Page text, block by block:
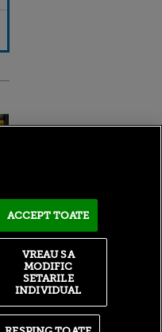
ACCEPT TOATE
VREAU SA
MODIFIC
SETARILE
INDIVIDUAL